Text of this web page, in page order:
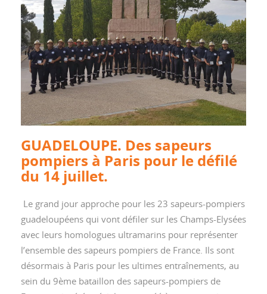
GUADELOUPE. Des sapeurs
pompiers à Paris pour le défilé
du 14 juillet.
Le grand jour approche pour les 23 sapeurs-pompiers
guadeloupéens qui vont défiler sur les Champs-Elysées
avec leurs homologues ultramarins pour représenter
l’ensemble des sapeurs pompiers de France. Ils sont
désormais à Paris pour les ultimes entraînements, au
sein du 9ème bataillon des sapeurs-pompiers de